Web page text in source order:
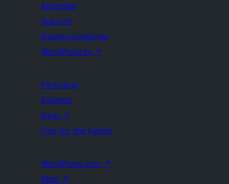
Aprender
Suporte
Desenvolvedores
WordPress.tv ↗
Participar
Eventos
Doar ↗
Five for the Future
WordPress.com ↗
Matt ↗